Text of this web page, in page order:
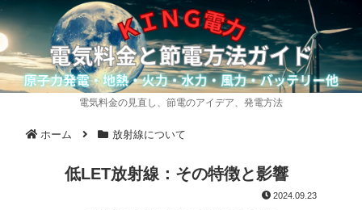
電気料金の見直し、節電のアイデア、発電方法
ホーム 放射線について
低LET放射線：その特徴と影響
2024.09.23